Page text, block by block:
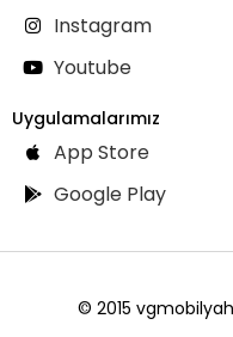
Instagram
Youtube
Uygulamalarımız
App Store
Google Play
© 2015